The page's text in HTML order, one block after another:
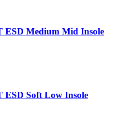
ESD Medium Mid Insole
Soft Low Insole